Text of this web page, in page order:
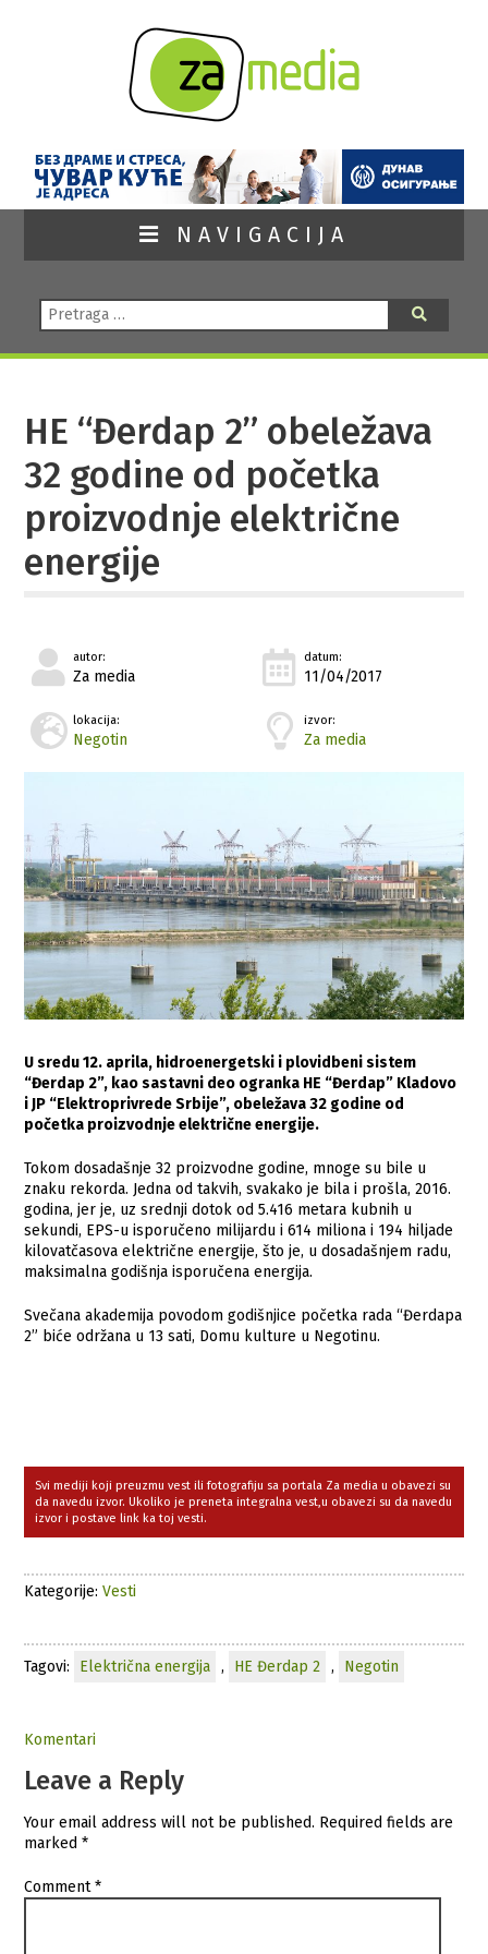
NAVIGACIJA
Pretraga:
HE “Đerdap 2” obeležava
32 godine od početka
proizvodnje električne
energije
autor:
Za media
datum:
11/04/2017
lokacija:
Negotin
izvor:
Za media
U sredu 12. aprila, hidroenergetski i plovidbeni sistem
“Đerdap 2”, kao sastavni deo ogranka HE “Đerdap” Kladovo
i JP “Elektroprivrede Srbije”, obeležava 32 godine od
početka proizvodnje električne energije.
Tokom dosadašnje 32 proizvodne godine, mnoge su bile u
znaku rekorda. Jedna od takvih, svakako je bila i prošla, 2016.
godina, jer je, uz srednji dotok od 5.416 metara kubnih u
sekundi, EPS-u isporučeno milijardu i 614 miliona i 194 hiljade
kilovatčasova električne energije, što je, u dosadašnjem radu,
maksimalna godišnja isporučena energija.
Svečana akademija povodom godišnjice početka rada “Đerdapa
2” biće održana u 13 sati, Domu kulture u Negotinu.
Svi mediji koji preuzmu vest ili fotografiju sa portala Za media u obavezi su
da navedu izvor. Ukoliko je preneta integralna vest,u obavezi su da navedu
izvor i postave link ka toj vesti.
Kategorije:Vesti
Tagovi: Električna energija , HE Đerdap 2 , Negotin
Komentari
Leave a Reply
Your email address will not be published. Required fields are
marked*
Comment*